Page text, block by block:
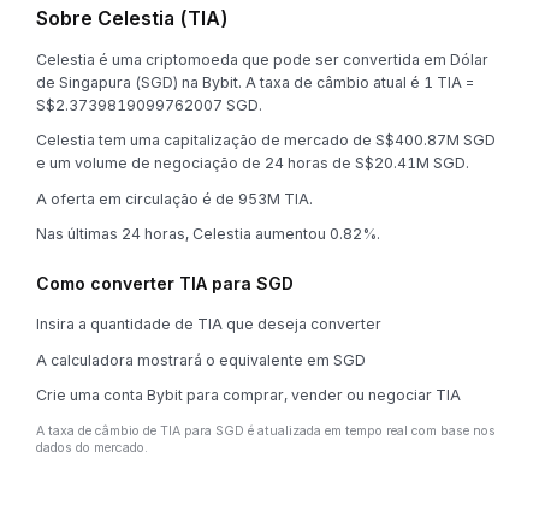
Sobre Celestia (TIA)
Celestia é uma criptomoeda que pode ser convertida em Dólar
de Singapura (SGD) na Bybit. A taxa de câmbio atual é 1 TIA =
S$2.3739819099762007 SGD.
Celestia tem uma capitalização de mercado de S$400.87M SGD
e um volume de negociação de 24 horas de S$20.41M SGD.
A oferta em circulação é de 953M TIA.
Nas últimas 24 horas, Celestia aumentou 0.82%.
Como converter TIA para SGD
Insira a quantidade de TIA que deseja converter
A calculadora mostrará o equivalente em SGD
Crie uma conta Bybit para comprar, vender ou negociar TIA
A taxa de câmbio de TIA para SGD é atualizada em tempo real com base nos
dados do mercado.